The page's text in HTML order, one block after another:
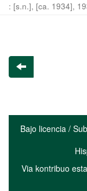
: [s.n.], [ca. 1934],
Bajo licencia /
Via kontribuo